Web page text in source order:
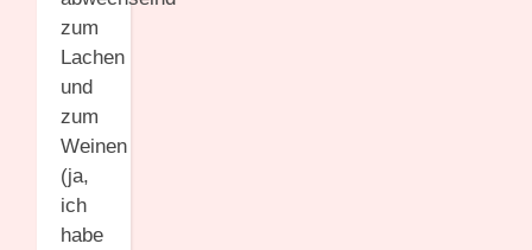
zum
Lachen
und
zum
Weinen
(ja,
ich
habe